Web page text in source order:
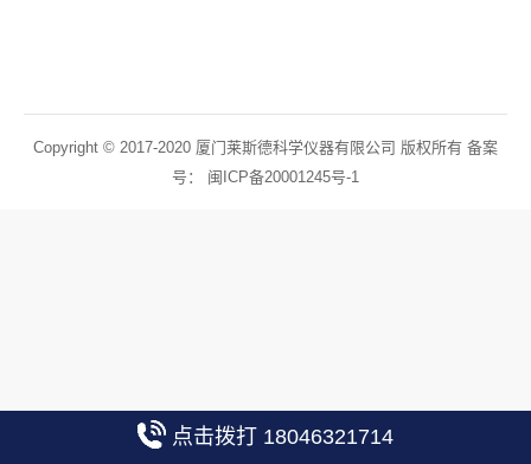
Copyright © 2017-2020 厦门莱斯德科学仪器有限公司 版权所有 备案
号： 闽ICP备20001245号-1
点击拨打 18046321714